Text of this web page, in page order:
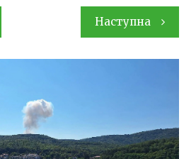
Наступна